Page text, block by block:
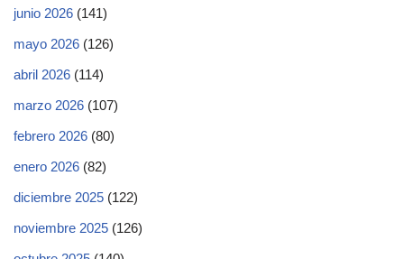
junio 2026 (141)
mayo 2026 (126)
abril 2026 (114)
marzo 2026 (107)
febrero 2026 (80)
enero 2026 (82)
diciembre 2025 (122)
noviembre 2025 (126)